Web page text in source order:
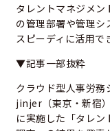
タレントマネジメン
の管理部署や管理シ
スピーディに活用で
▼記事一部抜粋
クラウド型人事労務
jinjer（東京・新宿
に実施した「タレ